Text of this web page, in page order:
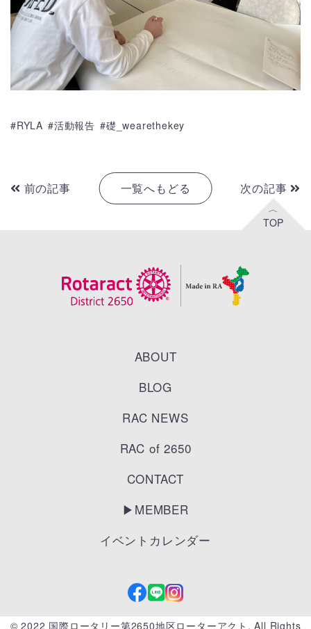
RYLA 活動報告 礎_wearethekey
前の記事 一覧へもどる 次の記事
ABOUT
BLOG
RAC NEWS
RAC of 2650
CONTACT
▶︎MEMBER
イベントカレンダー
© 2022 国際ロータリー第2650地区ローターアクト. All Rights